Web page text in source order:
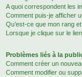
A quoi correspondent les
Comment puis-je afficher
Qu’est-ce que mon rang
Lorsque je clique sur le lien
Problèmes liés à la
Comment créer un
Comment modifier ou